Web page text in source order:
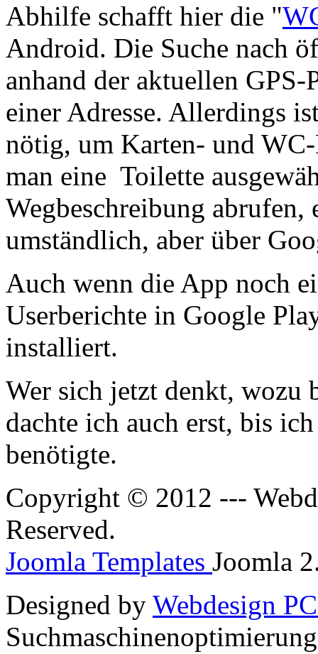
Abhilfe schafft hier die "
Android. Die Suche nach
anhand der aktuellen
einer Adresse. Allerdings
nötig, um Karten- und
man eine Toilette
Wegbeschreibung
umständlich, aber über
Auch wenn die App noch
Userberichte in Google
installiert.
Wer sich jetzt denkt, wozu
dachte ich auch erst, bis
benötigte.
Copyright © 2012 ---
Reserved.
Joomla Templates Joomla
Designed by Webdesign